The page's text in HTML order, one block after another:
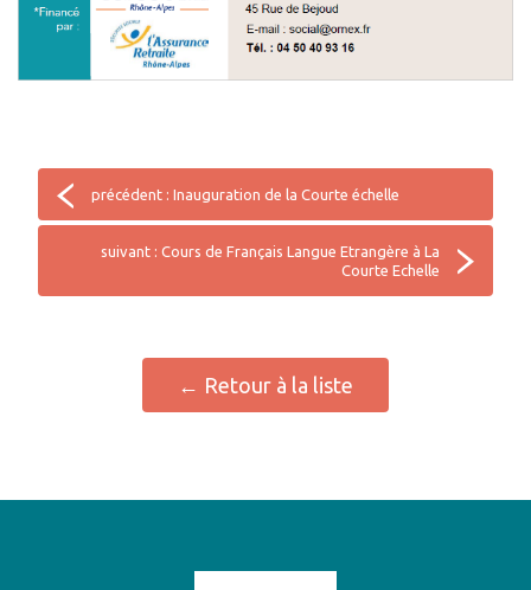
précédent : Inauguration de la Courte échelle
suivant : Cours de Français Langue Etrangère à La
Courte Echelle
← Retour à la liste